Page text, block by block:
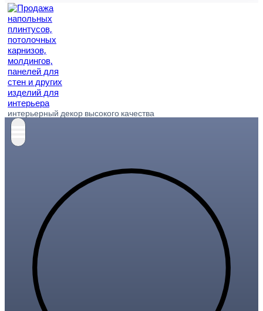
интерьерный декор высокого качества